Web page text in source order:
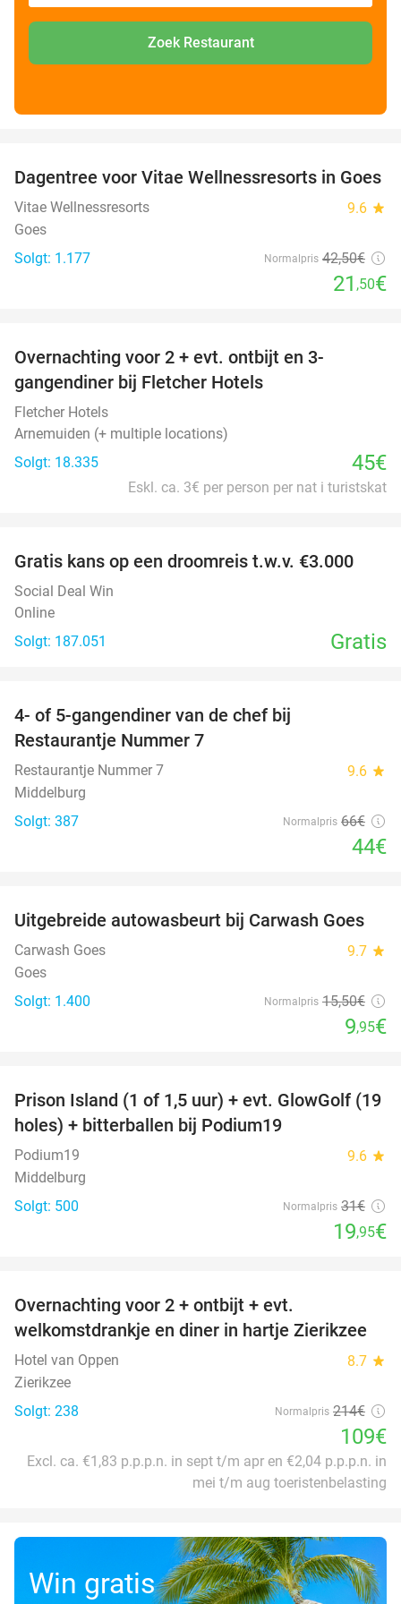
Zoek Restaurant
49%
Dagentree voor Vitae Wellnessresorts in Goes
Vitae Wellnessresorts 9.6 star
Goes
Solgt: 1.177
Normalpris 42,50€
21 ,50€
Overnachting voor 2 + evt. ontbijt en 3-
gangendiner bij Fletcher Hotels
Fletcher Hotels
Arnemuiden (+ multiple locations)
Solgt: 18.335
45€
Eskl. ca. 3€ per person per nat i turistskat
Gratis kans op een droomreis t.w.v. €3.000
Social Deal Win
Online
Solgt: 187.051
Gratis
4- of 5-gangendiner van de chef bij
Restaurantje Nummer 7
Restaurantje Nummer 7 9.6 star
Middelburg
Solgt: 387
Normalpris 66€
44€
36%
Uitgebreide autowasbeurt bij Carwash Goes
Carwash Goes 9.7 star
Goes
Solgt: 1.400
Normalpris 15,50€
9,95€
36%
Prison Island (1 of 1,5 uur) + evt. GlowGolf (19
holes) + bitterballen bij Podium19
Podium19 9.6 star
Middelburg
Solgt: 500
Normalpris 31€
19,95€
Overnachting voor 2 + ontbijt + evt.
welkomstdrankje en diner in hartje Zierikzee
Hotel van Oppen 8.7 star
Zierikzee
Solgt: 238
Normalpris 214€
109€
Excl. ca. €1,83 p.p.p.n. in sept t/m apr en €2,04 p.p.p.n. in
mei t/m aug toeristenbelasting
Win gratis